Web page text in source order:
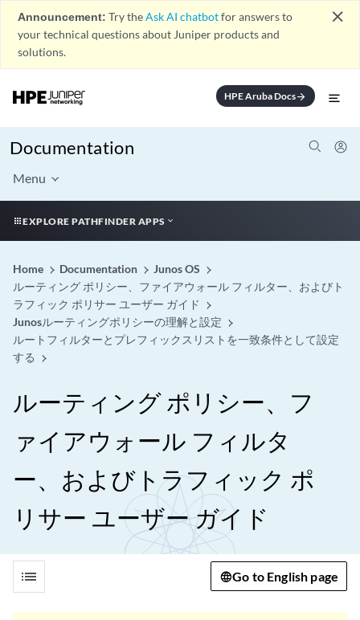
Announcement: Try theAsk AI chatbotfor answers to
your technical questions about Juniper products and
solutions.
close
HPE Aruba Docsarrow_forward
Documentation
Menu
EXPLORE PATHFINDER APPS
Home Documentation
Junos OS
ルーティング ポリシー、ファイアウォール フィルター、およびト
ラフィック ポリサー ユーザー ガイド
Junosルーティングポリシーの理解と設定
ルートフィルターとプレフィックスリストを一致条件として設定
する
ルーティング ポリシー、フ
ァイアウォール フィルタ
ー、およびトラフィック ポ
リサー ユーザー ガイド
list Go to English page